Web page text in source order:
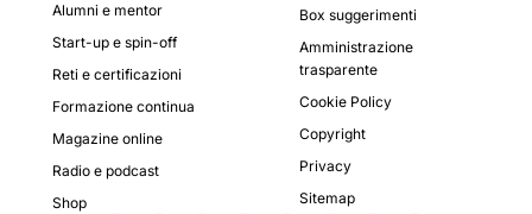
Alumni e mentor
Start-up e spin-off
Reti e certificazioni
Formazione continua
Magazine online
Radio e podcast
Shop
Box suggerimenti
Amministrazione
trasparente
Cookie Policy
Copyright
Privacy
Sitemap